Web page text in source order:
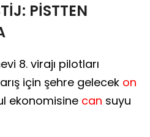
PİSTTEN
8. virajı pilotları
için şehre gelecek on
ekonomisine can suyu